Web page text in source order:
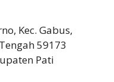
Kec. Gabus,
59173
Pati